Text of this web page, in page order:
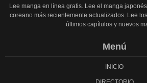
Lee manga en línea gratis. Lee el manga
coreano más recientemente actualizados. Lee
últimos capítulos y nuevos
Menú
INICIO